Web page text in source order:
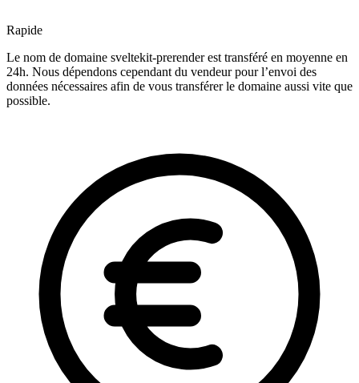
Rapide
Le nom de domaine sveltekit-prerender est transféré en moyenne en
24h. Nous dépendons cependant du vendeur pour l’envoi des
données nécessaires afin de vous transférer le domaine aussi vite que
possible.